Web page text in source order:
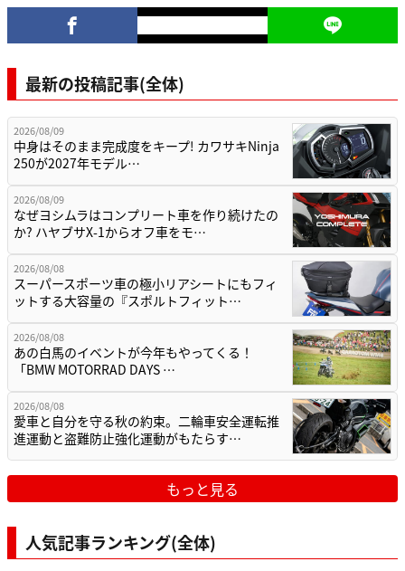
最新の投稿記事(全体)
2026/08/09
中身はそのまま完成度をキープ! カワサキNinja
250が2027年モデル…
2026/08/09
なぜヨシムラはコンプリート車を作り続けたの
か? ハヤブサX-1からオフ車をモ…
2026/08/08
スーパースポーツ車の極小リアシートにもフィ
ットする大容量の『スポルトフィット…
2026/08/08
あの白馬のイベントが今年もやってくる！
「BMW MOTORRAD DAYS …
2026/08/08
愛車と自分を守る秋の約束。二輪車安全運転推
進運動と盗難防止強化運動がもたらす…
もっと見る
人気記事ランキング(全体)